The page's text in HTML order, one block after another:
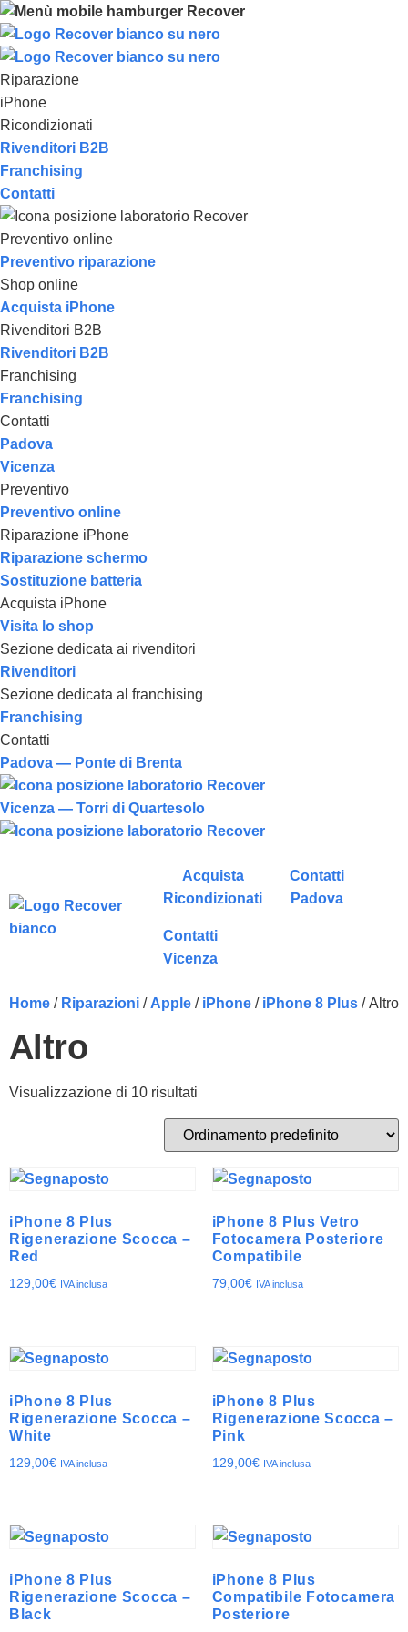
Riparazione
iPhone
Ricondizionati
Rivenditori B2B
Franchising
Contatti
Preventivo online
Preventivo riparazione
Shop online
Acquista iPhone
Rivenditori B2B
Rivenditori B2B
Franchising
Franchising
Contatti
Padova
Vicenza
Preventivo
Preventivo online
Riparazione iPhone
Riparazione schermo
Sostituzione batteria
Acquista iPhone
Visita lo shop
Sezione dedicata ai rivenditori
Rivenditori
Sezione dedicata al franchising
Franchising
Contatti
Padova — Ponte di Brenta
Vicenza — Torri di Quartesolo
Acquista
Ricondizionati
Contatti
Padova
Contatti
Vicenza
Home / Riparazioni / Apple / iPhone / iPhone 8 Plus / Altro
Altro
Visualizzazione di 10 risultati
iPhone 8 Plus
Rigenerazione Scocca –
Red
129,00€ IVA inclusa
iPhone 8 Plus Vetro
Fotocamera Posteriore
Compatibile
79,00€ IVA inclusa
iPhone 8 Plus
Rigenerazione Scocca –
White
129,00€ IVA inclusa
iPhone 8 Plus
Rigenerazione Scocca –
Pink
129,00€ IVA inclusa
iPhone 8 Plus
Rigenerazione Scocca –
Black
iPhone 8 Plus
Compatibile Fotocamera
Posteriore